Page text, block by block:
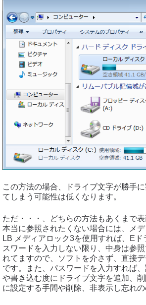
この方法の場合、ドライブ文字が勝手
てしまう可能性は低くなります。
ただ・・・、どちらの方法もあくまで
本当に参照されたくない場合には、メ
LB メディアロック3を使用すれば、E
スワードを入力しない限り、中身は参
れてますので、ソフトを介さず、直接
です。また、パスワードを入力すれば
や書き込む度にドライブ文字を追加、
に設定する手間や削除、非表示し忘れ